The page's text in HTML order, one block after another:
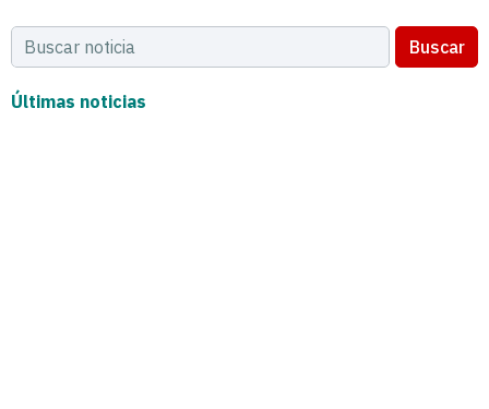
Buscar
Últimas noticias